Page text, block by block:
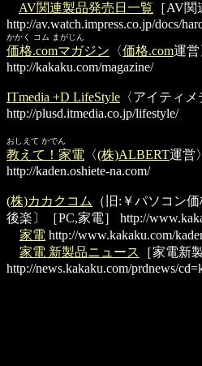
AV関連製品発売日一覧 ［AV
http://av.watch.impress.co.jp/docs/
かかく コム まがじん
価格.comマガジン 〈価格.com運営
http://kakaku.com/magazine/
ITmedia +D LifeStyle 〈アイティ
http://plusd.itmedia.co.jp/lifestyle/
おしえて かでん
教えて！家電 〈(株)ALBERT運営
http://kaden.oshiete-na.com/
(株)カカクコム
（旧:￥パソコン
後楽〕［PC,家電］
http://
家電 http://www.kakaku.com/
家電 新製品ニュース
［家電新
http://news.kakaku.com/prdnews/